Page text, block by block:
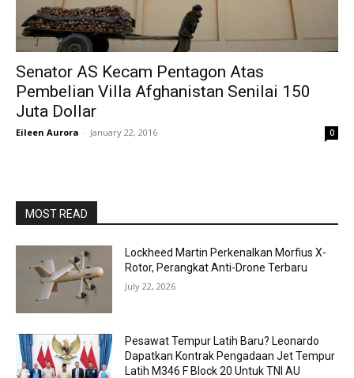
Senator AS Kecam Pentagon Atas
Pembelian Villa Afghanistan Senilai 150
Juta Dollar
Eileen Aurora - January 22, 2016 0
MOST READ
Lockheed Martin Perkenalkan Morfius X-
Rotor, Perangkat Anti-Drone Terbaru
July 22, 2026
Pesawat Tempur Latih Baru? Leonardo
Dapatkan Kontrak Pengadaan Jet Tempur
Latih M346 F Block 20 Untuk TNI AU